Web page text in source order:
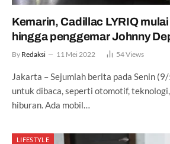
Kemarin, Cadillac LYRIQ
hingga penggemar Johnny
By Redaksi 11 Mei 2022 54Views
Jakarta – Sejumlah berita pada Senin
untuk dibaca, seperti otomotif,
hiburan. Ada mobil…
LIFESTYLE